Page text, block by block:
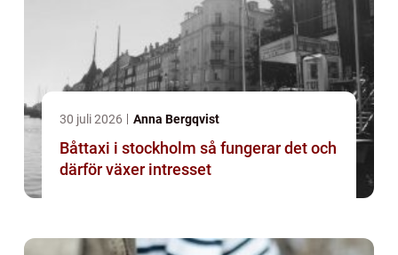
30 juli 2026 Anna Bergqvist
Båttaxi i stockholm så fungerar det och
därför växer intresset